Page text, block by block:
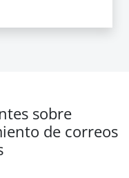
sobre
de correos